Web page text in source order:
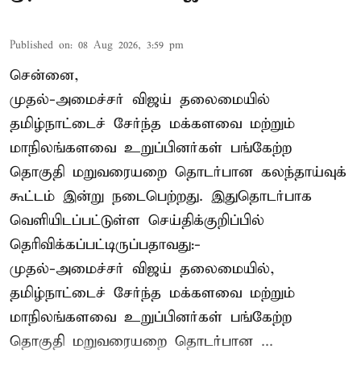
Published on: 08 Aug 2026, 3:59 pm
சென்னை,
முதல்-அமைச்சர் விஜய் தலைமையில்
தமிழ்நாட்டைச் சேர்ந்த மக்களவை மற்றும்
மாநிலங்களவை உறுப்பினர்கள் பங்கேற்ற
தொகுதி மறுவரையறை தொடர்பான கலந்தாய்வுக்
கூட்டம் இன்று நடைபெற்றது. இதுதொடர்பாக
வெளியிடப்பட்டுள்ள செய்திக்குறிப்பில்
தெரிவிக்கப்பட்டிருப்பதாவது:-
முதல்-அமைச்சர் விஜய் தலைமையில்,
தமிழ்நாட்டைச் சேர்ந்த மக்களவை மற்றும்
மாநிலங்களவை உறுப்பினர்கள் பங்கேற்ற
தொகுதி மறுவரையறை தொடர்பான ...